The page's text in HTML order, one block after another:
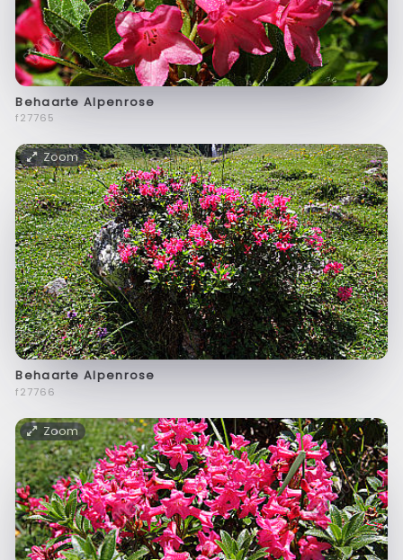
Behaarte Alpenrose
f27765
Zoom
Behaarte Alpenrose
f27766
Zoom